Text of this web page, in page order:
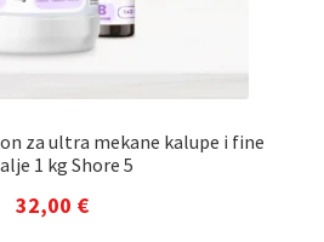
za ultra mekane kalupe i fine
1 kg Shore 5
32,00 €